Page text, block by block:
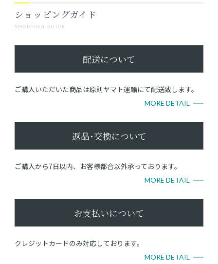
SHOPPING GUIDE
ショッピングガイド
配送について
ご購入いただいた商品は原則ヤマト運輸にて配送致します。
MORE DETAIL
返品･交換について
ご購入から7日以内、お客様都合以外承っております。
MORE DETAIL
お支払いについて
クレジットカードのみ対応しております。
MORE DETAIL